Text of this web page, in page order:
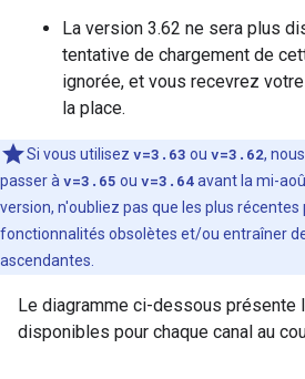
La version 3.62 ne sera plus
tentative de chargement de
ignorée, et vous recevrez
la place.
Si vous utilisez v=3.63 ou v=3.62,
passer à v=3.65 ou v=3.64avant la mi-
version, n'oubliez pas que les plus
fonctionnalités obsolètes et/ou entraîner
ascendantes.
Le diagramme ci-dessous présente
disponibles pour chaque canal au